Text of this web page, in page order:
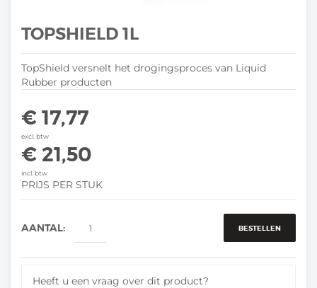
TOPSHIELD 1L
TopShield versnelt het drogingsproces van Liquid
Rubber producten
€ 17,77
excl. btw
€ 21,50
incl. btw
PRIJS PER STUK
AANTAL: BESTELLEN
Heeft u een vraag over dit product?